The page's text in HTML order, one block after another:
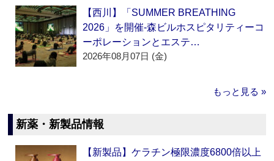
【西川】「SUMMER BREATHING
2026」を開催‐森ビルホスピタリティーコ
ーポレーションとエステ…
2026年08月07日 (金)
もっと見る »
新薬・新製品情報
【新製品】ケラチン極限濃度6800倍以上